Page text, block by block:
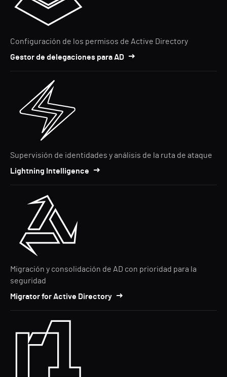
Configuración de los permisos de Active Directory
Gestor de delegaciones para AD
Supervisión de identidades y análisis de la ruta de ataque
Lightning Intelligence
Migración y consolidación de AD con prioridad para la
seguridad
Migrator for Active Directory